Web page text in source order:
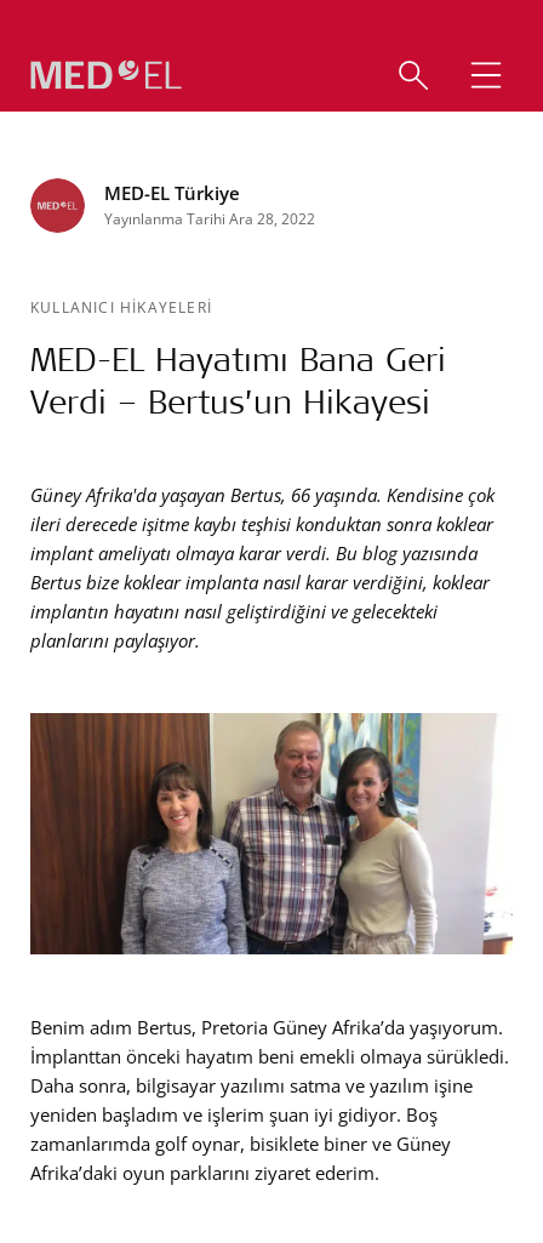
MED-EL Türkiye
Yayınlanma Tarihi Ara 28, 2022
KULLANICI HİKAYELERİ
MED-EL Hayatımı Bana Geri
Verdi – Bertus’un Hikayesi
Güney Afrika'da yaşayan Bertus, 66 yaşında. Kendisine çok
ileri derecede işitme kaybı teşhisi konduktan sonra koklear
implant ameliyatı olmaya karar verdi. Bu blog yazısında
Bertus bize koklear implanta nasıl karar verdiğini, koklear
implantın hayatını nasıl geliştirdiğini ve gelecekteki
planlarını paylaşıyor.
Benim adım Bertus, Pretoria Güney Afrika’da yaşıyorum.
İmplanttan önceki hayatım beni emekli olmaya sürükledi.
Daha sonra, bilgisayar yazılımı satma ve yazılım işine
yeniden başladım ve işlerim şuan iyi gidiyor. Boş
zamanlarımda golf oynar, bisiklete biner ve Güney
Afrika’daki oyun parklarını ziyaret ederim.